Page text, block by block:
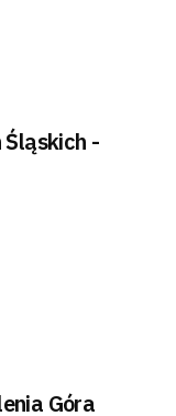
Śląskich -
Góra